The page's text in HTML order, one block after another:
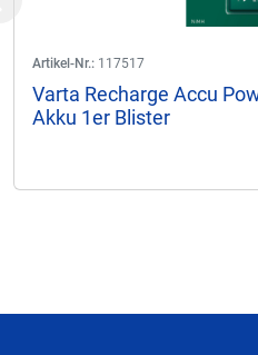
Artikel-Nr.: 117517
Varta Recharge Accu
Akku 1er Blister